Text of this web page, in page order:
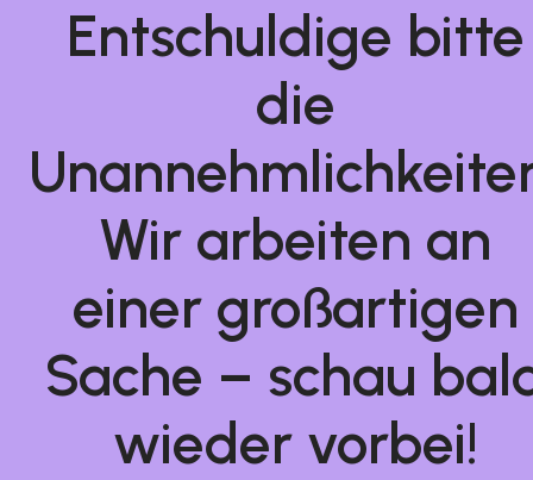
Entschuldige bitte
die
Wir arbeiten an
einer großartigen
Sache – schau
wieder vorbei!